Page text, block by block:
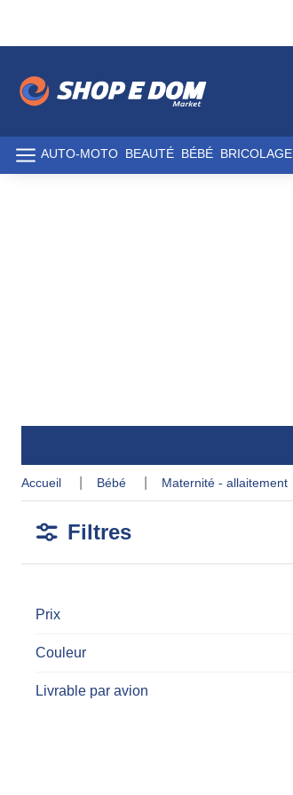
AUTO-MOTO BEAUTÉ BÉBÉ BRICOLAGE
accueil bébé maternité - allaitement
Filtres
Prix
Couleur
Livrable par avion